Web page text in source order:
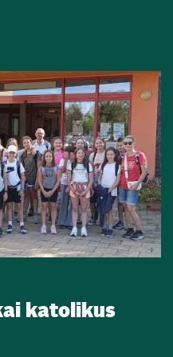
katolikus